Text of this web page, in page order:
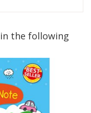
the following